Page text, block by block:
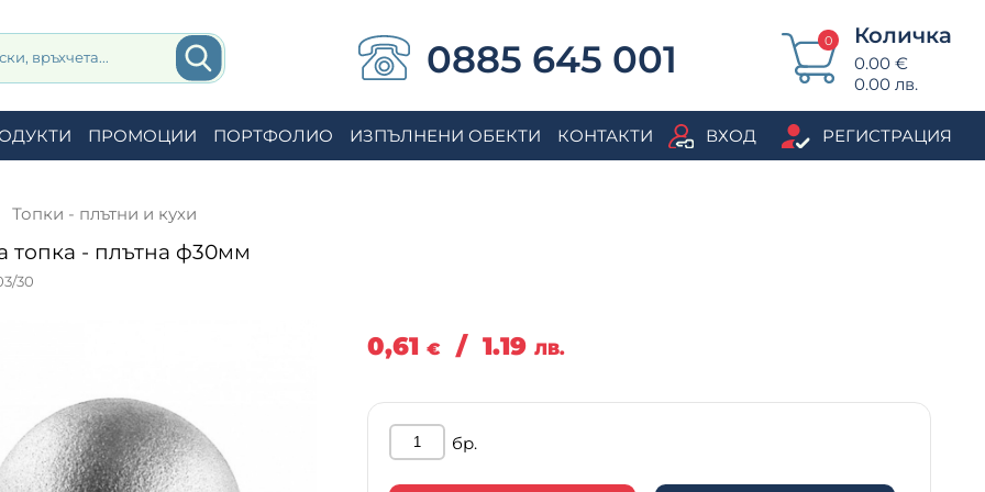
0885 645 001 0 Количка
0.00 €
0.00 лв.
ПРОМОЦИИ ПОРТФОЛИО ИЗПЪЛНЕНИ ОБЕКТИ КОНТАКТИ ВХОД РЕГИСТРАЦИЯ
Топки - плътни и кухи
топка - плътна ф30мм
30
0,61€ /1.19ЛВ.
бр.